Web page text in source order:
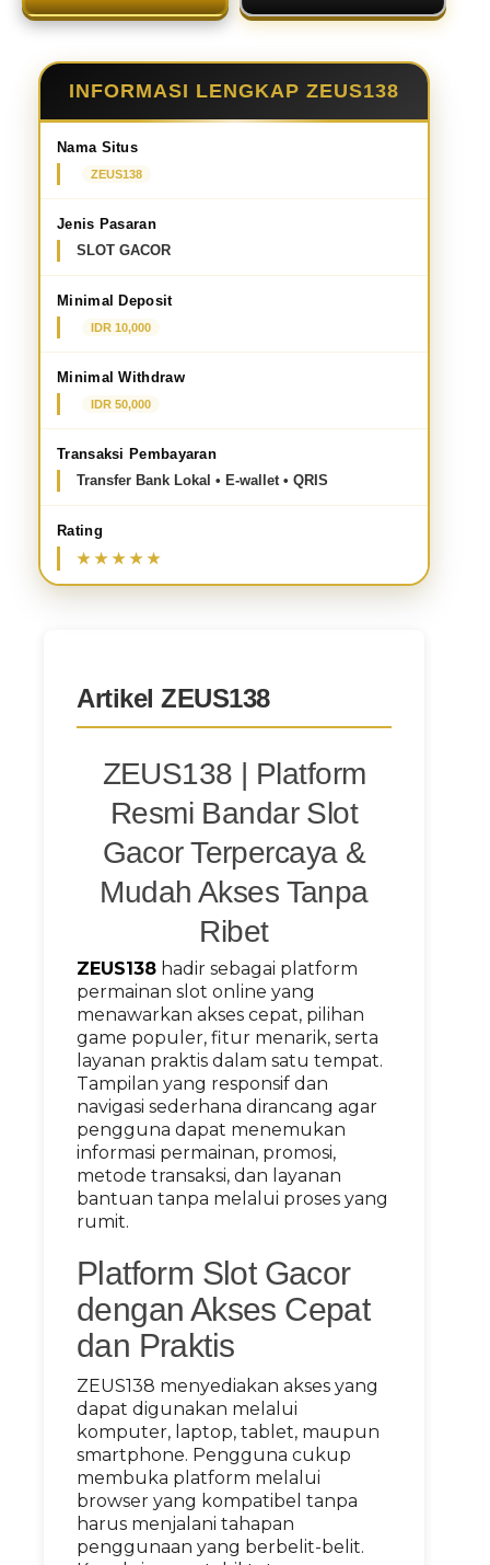
INFORMASI LENGKAP ZEUS138
Nama Situs
ZEUS138
Jenis Pasaran
SLOT GACOR
Minimal Deposit
IDR 10,000
Minimal Withdraw
IDR 50,000
Transaksi Pembayaran
Transfer Bank Lokal • E-wallet • QRIS
Rating
Artikel ZEUS138
ZEUS138 | Platform
Resmi Bandar Slot
Gacor Terpercaya &
Mudah Akses Tanpa
Ribet
ZEUS138 hadir sebagai platform
permainan slot online yang
menawarkan akses cepat, pilihan
game populer, fitur menarik, serta
layanan praktis dalam satu tempat.
Tampilan yang responsif dan
navigasi sederhana dirancang agar
pengguna dapat menemukan
informasi permainan, promosi,
metode transaksi, dan layanan
bantuan tanpa melalui proses yang
rumit.
Platform Slot Gacor
dengan Akses Cepat
dan Praktis
ZEUS138 menyediakan akses yang
dapat digunakan melalui
komputer, laptop, tablet, maupun
smartphone. Pengguna cukup
membuka platform melalui
browser yang kompatibel tanpa
harus menjalani tahapan
penggunaan yang berbelit-belit.